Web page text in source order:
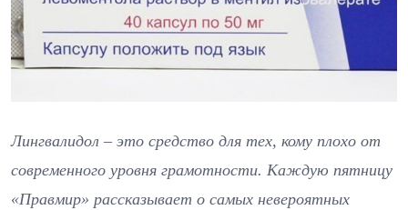
Лингвалидол – это средство для тех, кому плохо от
современного уровня грамотности. Каждую пятницу
«Правмир» рассказывает о самых невероятных